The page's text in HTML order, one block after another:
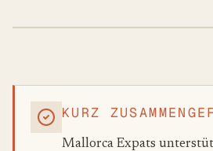
KURZ
Mallorca Expats